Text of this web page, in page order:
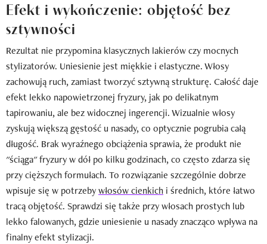
Efekt i wykończenie: objętość bez
sztywności
Rezultat nie przypomina klasycznych lakierów czy mocnych
stylizatorów. Uniesienie jest miękkie i elastyczne. Włosy
zachowują ruch, zamiast tworzyć sztywną strukturę. Całość daje
efekt lekko napowietrzonej fryzury, jak po delikatnym
tapirowaniu, ale bez widocznej ingerencji. Wizualnie włosy
zyskują większą gęstość u nasady, co optycznie pogrubia całą
długość. Brak wyraźnego obciążenia sprawia, że produkt nie
"ściąga" fryzury w dół po kilku godzinach, co często zdarza się
przy cięższych formułach. To rozwiązanie szczególnie dobrze
wpisuje się w potrzebywłosów cienkich i średnich, które łatwo
tracą objętość. Sprawdzi się także przy włosach prostych lub
lekko falowanych, gdzie uniesienie u nasady znacząco wpływa na
finalny efekt stylizacji.